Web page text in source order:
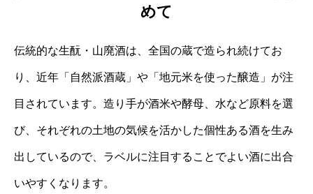
めて
伝統的な生酛・山廃酒は、全国の蔵で造られ続けてお
り、近年「自然派酒蔵」や「地元米を使った醸造」が注
目されています。造り手が酒米や酵母、水など原料を選
び、それぞれの土地の気候を活かした個性ある酒を生み
出しているので、ラベルに注目することでよい酒に出合
いやすくなります。